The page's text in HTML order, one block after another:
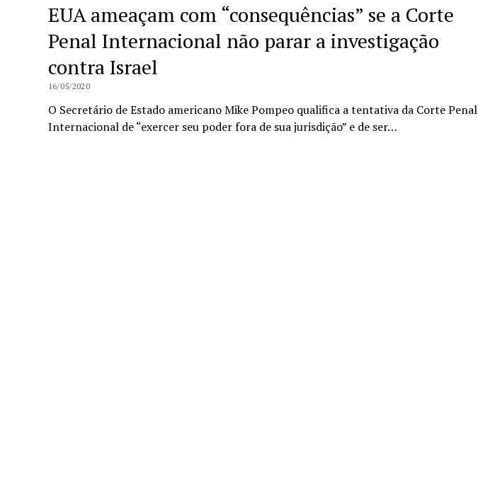
EUA ameaçam com “consequências” se a Corte
Penal Internacional não parar a investigação
contra Israel
16/05/2020
O Secretário de Estado americano Mike Pompeo qualifica a tentativa da Corte Penal
Internacional de “exercer seu poder fora de sua jurisdição” e de ser…